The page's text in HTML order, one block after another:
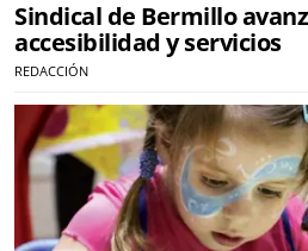
Sindical de Bermillo
accesibilidad y servicios
REDACCIÓN